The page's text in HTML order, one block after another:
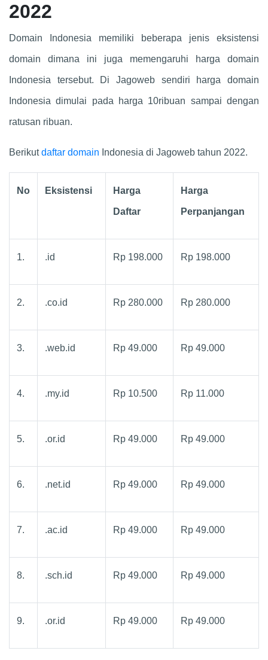
2022
Domain Indonesia memiliki beberapa jenis eksistensi
domain dimana ini juga memengaruhi harga domain
Indonesia tersebut. Di Jagoweb sendiri harga domain
Indonesia dimulai pada harga 10ribuan sampai dengan
ratusan ribuan.
Berikutdaftar domain Indonesia di Jagoweb tahun 2022.
No Eksistensi Harga
Daftar
Harga
Perpanjangan
1. .id Rp 198.000 Rp 198.000
2. .co.id Rp 280.000 Rp 280.000
3. .web.id Rp 49.000 Rp 49.000
4. .my.id Rp 10.500 Rp 11.000
5. .or.id Rp 49.000 Rp 49.000
6. .net.id Rp 49.000 Rp 49.000
7. .ac.id Rp 49.000 Rp 49.000
8. .sch.id Rp 49.000 Rp 49.000
9. .or.id Rp 49.000 Rp 49.000